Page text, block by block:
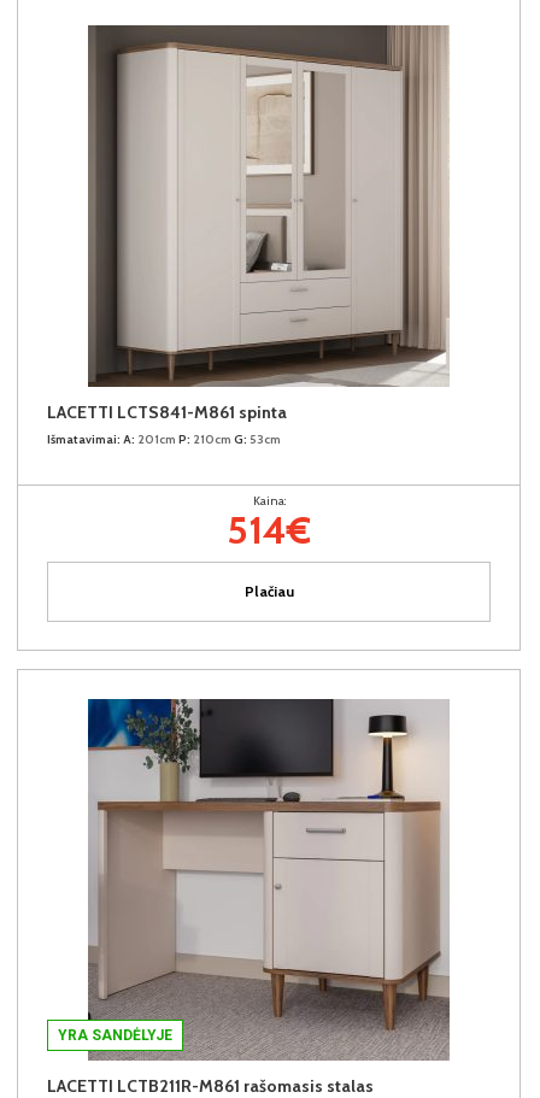
LACETTI LCTS841-M861 spinta
Išmatavimai: A: 201cm P: 210cm G: 53cm
Kaina:
514€
Plačiau
YRA SANDĖLYJE
LACETTI LCTB211R-M861 rašomasis stalas